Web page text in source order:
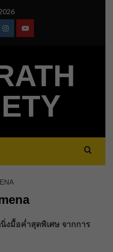
InstagramYoutube
งมื้อค่ำสุดพิเศษ จากการ